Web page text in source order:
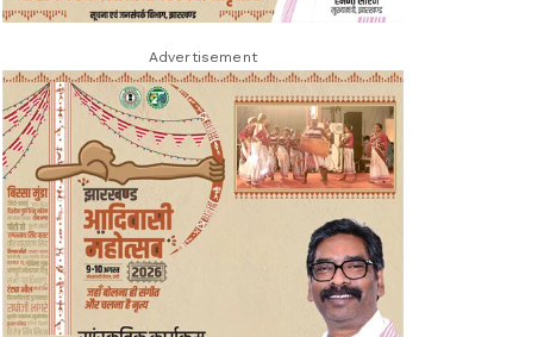
Advertisement